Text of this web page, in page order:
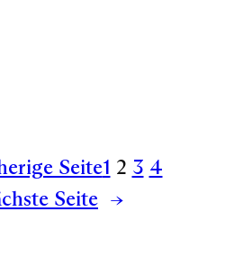
Seite1 2 3 4
Seite →